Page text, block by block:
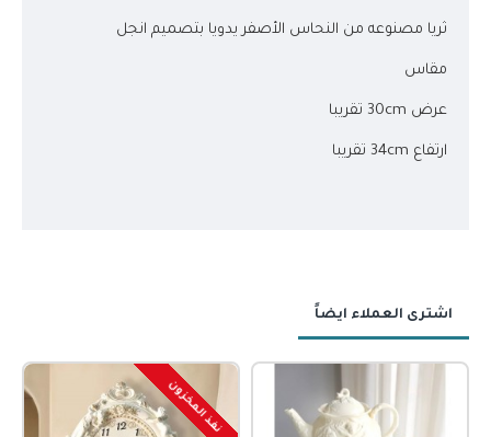
ثريا مصنوعه من النحاس الأصفر يدويا بتصميم انجل
مقاس
عرض 30cm تقريبا
ارتفاع 34cm تقريبا
اشترى العملاء ايضاً
نفذ المخزون